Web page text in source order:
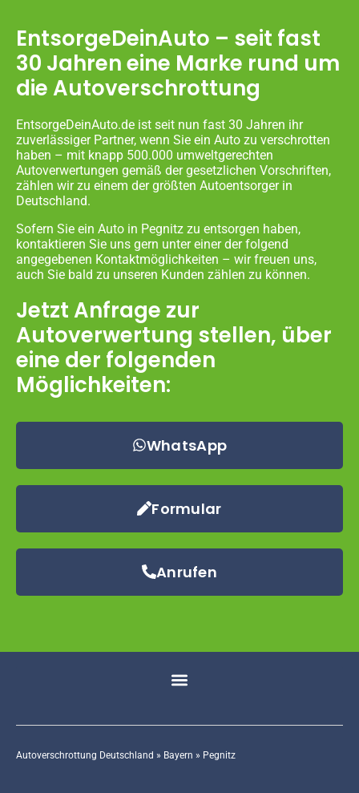
EntsorgeDeinAuto – seit fast
30 Jahren eine Marke rund um
die Autoverschrottung
EntsorgeDeinAuto.de ist seit nun fast 30 Jahren ihr
zuverlässiger Partner, wenn Sie ein Auto zu verschrotten
haben – mit knapp 500.000 umweltgerechten
Autoverwertungen gemäß der gesetzlichen Vorschriften,
zählen wir zu einem der größten Autoentsorger in
Deutschland.
Sofern Sie ein Auto in Pegnitz zu entsorgen haben,
kontaktieren Sie uns gern unter einer der folgend
angegebenen Kontaktmöglichkeiten – wir freuen uns,
auch Sie bald zu unseren Kunden zählen zu können.
Jetzt Anfrage zur
Autoverwertung stellen, über
eine der folgenden
Möglichkeiten:
WhatsApp
Formular
Anrufen
Autoverschrottung Deutschland » Bayern » Pegnitz